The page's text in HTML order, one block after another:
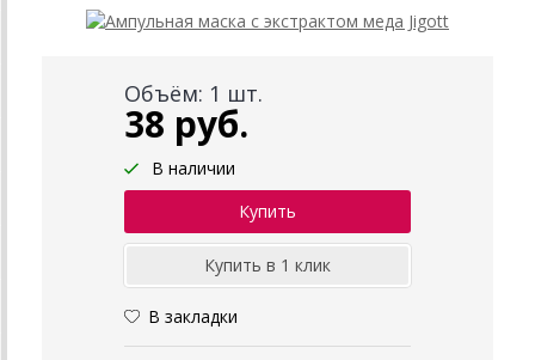
Объём: 1 шт.
38 руб.
В наличии
В закладки